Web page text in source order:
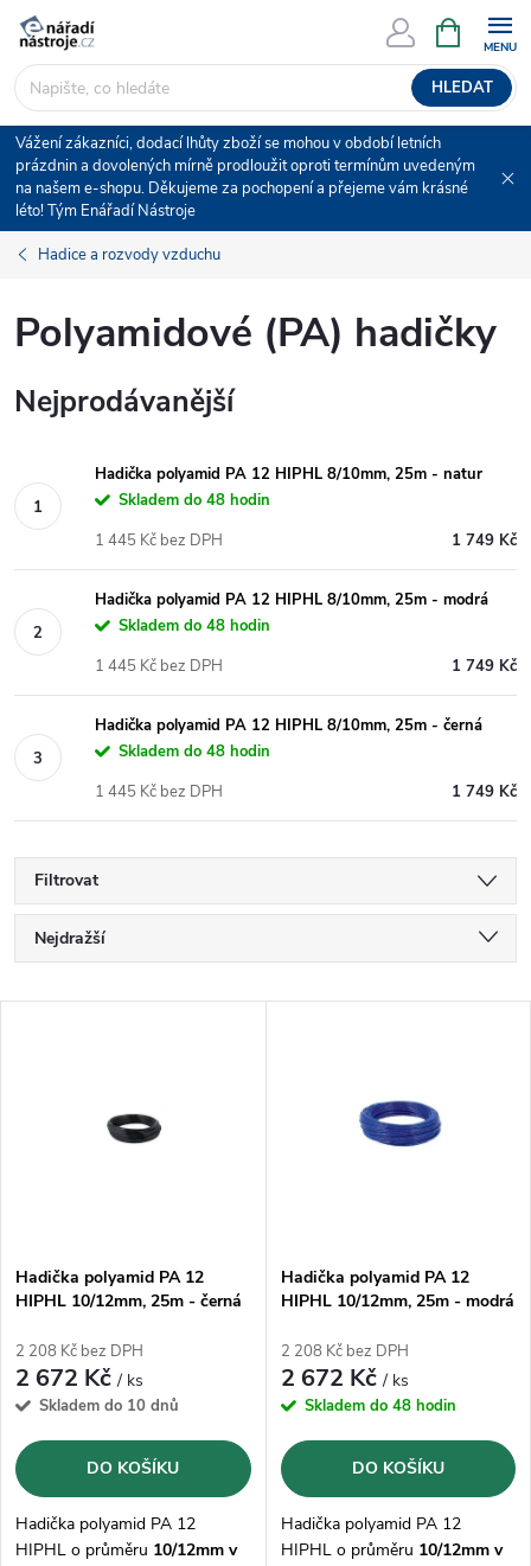
Přejít
obsah
HLEDAT
NÁKUPNÍ
KOŠÍK
Vážení zákazníci, dodací lhůty zboží se mohou v období letních
prázdnin a dovolených mírně prodloužit oproti termínům uvedeným
na našem e-shopu. Děkujeme za pochopení a přejeme vám krásné
léto! Tým Enářadí Nástroje
Hadice a rozvody vzduchu
Polyamidové (PA) hadičky
Nejprodávanější
Hadička polyamid PA 12 HIPHL 8/10mm, 25m - natur
Skladem do 48 hodin
1 749 Kč
1 445 Kč bez DPH
Hadička polyamid PA 12 HIPHL 8/10mm, 25m - modrá
Skladem do 48 hodin
1 749 Kč
1 445 Kč bez DPH
Hadička polyamid PA 12 HIPHL 8/10mm, 25m - černá
Skladem do 48 hodin
1 749 Kč
1 445 Kč bez DPH
Filtrovat
Ř
a
p
r
o
d
u
Nejdražší
s
p
r
o
d
Hadička polyamid PA 12
HIPHL 10/12mm, 25m - černá
2 208 Kč bez DPH
2 672 Kč/ ks
Skladem do 10 dnů
DO KOŠÍKU
Hadička polyamid PA 12
HIPHL o průměru 10/12mm v
Hadička polyamid PA 12
HIPHL 10/12mm, 25m - modrá
2 208 Kč bez DPH
2 672 Kč/ ks
Skladem do 48 hodin
DO KOŠÍKU
Hadička polyamid PA 12
HIPHL o průměru 10/12mm v